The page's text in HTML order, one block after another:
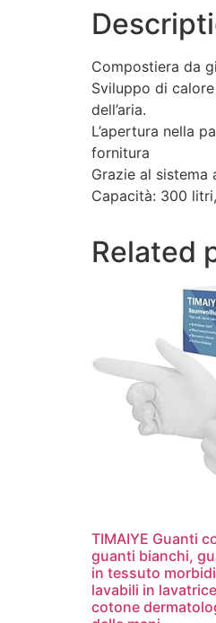
Compostiera da
Sviluppo di
dell’aria.
L’apertura nella
fornitura
Grazie al
Capacità: 300
Related
TIMAIYE Guanti
guanti bianchi,
in tessuto
lavabili in
cotone